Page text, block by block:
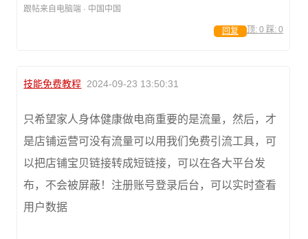
跟帖来自电脑端 · 中国中国
顶: 0 踩: 0
回复
技能免费教程 2024-09-23 13:50:31
只希望家人身体健康做电商重要的是流量，然后，才
是店铺运营可没有流量可以用我们免费引流工具，可
以把店铺宝贝链接转成短链接，可以在各大平台发
布，不会被屏蔽！注册账号登录后台，可以实时查看
用户数据